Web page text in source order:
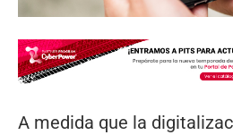
A medida que la